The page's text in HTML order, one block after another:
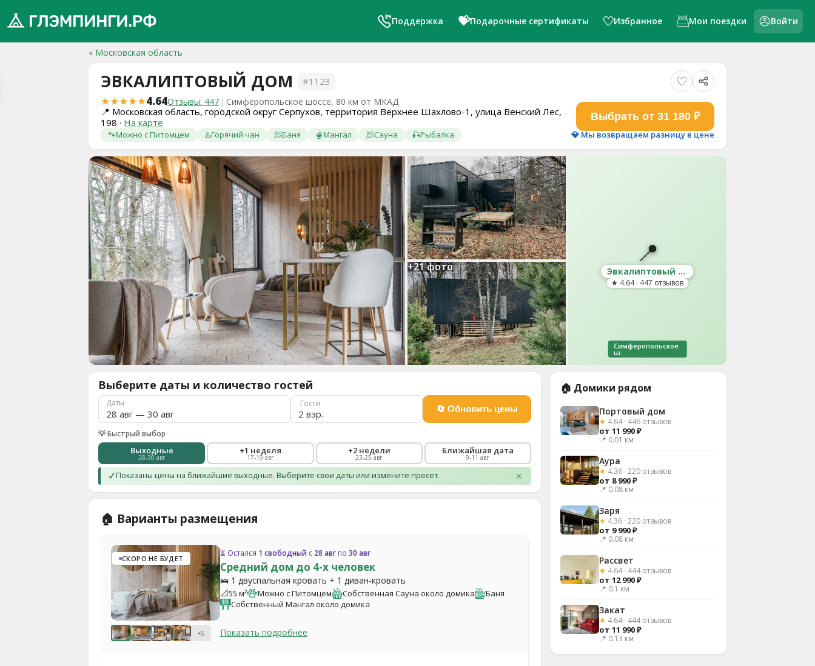
Поддержка 💝Подарочные сертификаты Избранное Мои поездки Войти
« Московская область
ЭВКАЛИПТОВЫЙ ДОМ #1123
★★★★★4.64Отзывы: 447 | Симферопольское шоссе, 80 км от МКАД
📍 Московская область, городской округ Серпухов, территория Верхнее Шахлово-1, улица Венский Лес,
198 · На карте
🐾Можно с Питомцем ♨️Горячий чан 🧖Баня 🫕Мангал 🧖Сауна 🎣Рыбалка
Выбрать от 31 180 ₽
💎 Мы возвращаем разницу в цене
+21 фото 📍
Эвкалиптовый дом
★ 4.64 · 447 отзывов
Симферопольское
ш.
Выберите даты и количество гостей
Даты Гости
2 взр.
💡 Быстрый выбор
Выходные
28-30 авг
+1 неделя
17-19 авг
+2 недели
23-25 авг
Ближайшая дата
9-11 авг
✓Показаны цены на ближайшие выходные. Выберите свои даты или измените пресет. ✕
🏠 Варианты размещения
СКОРО НЕ БУДЕТ
+5
⏳ Остался 1 свободный с 28 авг по 30 авг
Средний дом до 4-х человек
🛌 1 двуспальная кровать + 1 диван-кровать
📐55 м² Можно с Питомцем Собственная Сауна около домика
Баня
Собственный Мангал около домика
Показать подробнее
🏠 Домики рядом
Портовый дом
★ 4.64 · 446 отзывов
от 11 990 ₽
📍 0.01 км
Аура
★ 4.36 · 220 отзывов
от 8 990 ₽
📍 0.08 км
Заря
★ 4.36 · 220 отзывов
от 9 990 ₽
📍 0.08 км
Рассвет
★ 4.64 · 444 отзывов
от 12 990 ₽
📍 0.1 км
Закат
★ 4.64 · 444 отзывов
от 11 990 ₽
📍 0.13 км